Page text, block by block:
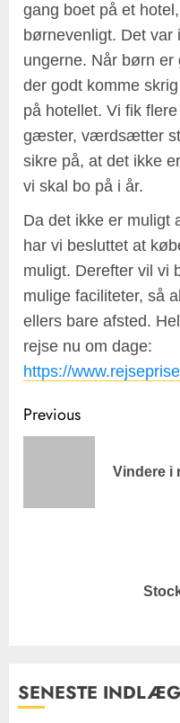
gang boet på et
børnevenligt. Det
ungerne. Når børn er
der godt komme
på hotellet. Vi fik
gæster, værdsætter
sikre på, at det ikke
vi skal bo på i år.
Da det ikke er muligt
har vi besluttet at
muligt. Derefter vil vi
mulige faciliteter, så
ellers bare afsted.
rejse nu om dage:
https://
Post
Previous
Vindere i
SENESTE INDLÆG